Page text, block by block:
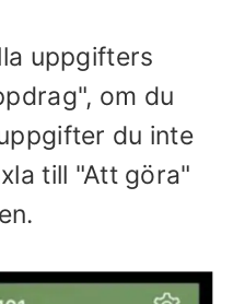
uppgifters
om du
du inte
till "Att göra"